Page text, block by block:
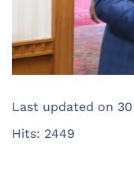
Last updated on
Hits: 2449